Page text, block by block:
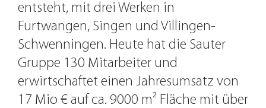
entsteht, mit drei Werken in
Furtwangen, Singen und Villingen-
Schwenningen. Heute hat die Sauter
Gruppe 130 Mitarbeiter und
erwirtschaftet einen Jahresumsatz von
17 Mio € auf ca. 9000 m² Fläche mit über